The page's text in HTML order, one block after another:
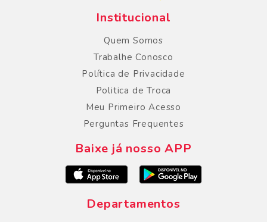
Institucional
Quem Somos
Trabalhe Conosco
Política de Privacidade
Politica de Troca
Meu Primeiro Acesso
Perguntas Frequentes
Baixe já nosso APP
Departamentos